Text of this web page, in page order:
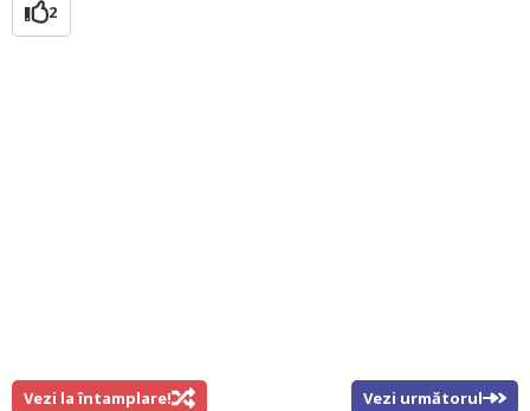
2
Vezi la întamplare! Vezi următorul